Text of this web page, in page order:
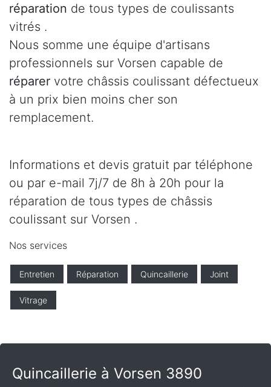
réparation de tous types de coulissants
vitrés .
Nous somme une équipe d'artisans
professionnels sur Vorsen capable de
réparer votre châssis coulissant défectueux
à un prix bien moins cher son
remplacement.
Informations et devis gratuit par téléphone
ou par e-mail 7j/7 de 8h à 20h pour la
réparation de tous types de châssis
coulissant sur Vorsen .
Nos services
Entretien Réparation Quincaillerie Joint
Vitrage
Quincaillerie à Vorsen 3890